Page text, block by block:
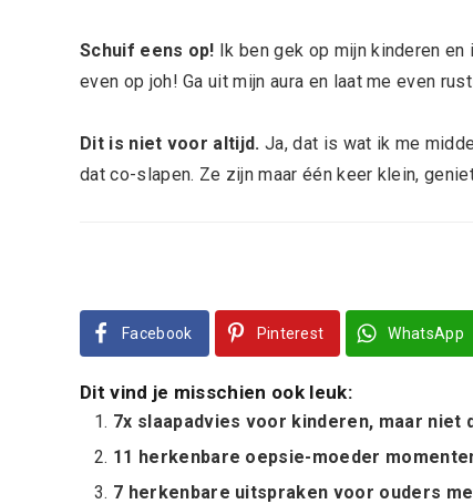
Schuif eens op! Ik ben gek op mijn kinderen
even op joh! Ga uit mijn aura en laat me even
Dit is niet voor altijd. Ja, dat is wat ik me
dat co-slapen. Ze zijn maar één keer klein,
Facebook Pinterest WhatsApp
Dit vind je misschien ook leuk:
7x slaapadvies voor kinderen, maar niet
11 herkenbare oepsie-moeder
7 herkenbare uitspraken voor ouders